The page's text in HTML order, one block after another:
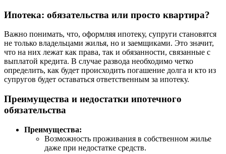
Ипотека: обязательства или просто квартира?
Важно понимать, что, оформляя ипотеку, супруги становятся
не только владельцами жилья, но и заемщиками. Это значит,
что на них лежат как права, так и обязанности, связанные с
выплатой кредита. В случае развода необходимо четко
определить, как будет происходить погашение долга и кто из
супругов будет оставаться ответственным за ипотеку.
Преимущества и недостатки ипотечного
обязательства
Преимущества:
Возможность проживания в собственном жилье
даже при недостатке средств.